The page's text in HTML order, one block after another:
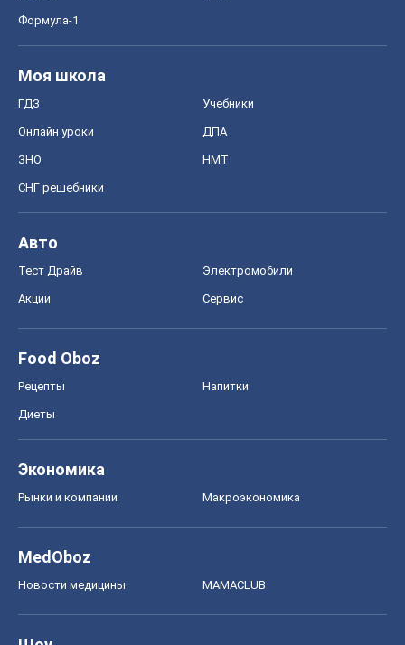
Формула-1
Моя школа
ГДЗ Учебники
Онлайн уроки ДПА
ЗНО НМТ
СНГ решебники
Авто
Тест Драйв Электромобили
Акции Сервис
Food Oboz
Рецепты Напитки
Диеты
Экономика
Рынки и компании Mакроэкономика
MedOboz
Новости медицины MAMACLUB